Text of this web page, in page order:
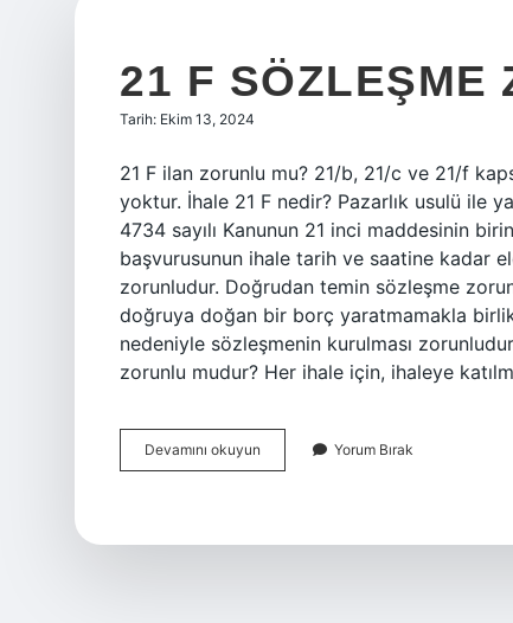
21 F SÖZLEŞME
Tarih: Ekim 13, 2024
21 F ilan zorunlu mu? 21/b, 21/c ve 21/f
yoktur. İhale 21 F nedir? Pazarlık usulü ile
4734 sayılı Kanunun 21 inci maddesinin
başvurusunun ihale tarih ve saatine kadar
zorunludur. Doğrudan temin sözleşme
doğruya doğan bir borç yaratmamakla
nedeniyle sözleşmenin kurulması
zorunlu mudur? Her ihale için, ihaleye
Devamını okuyun
F
Yorum Bırak